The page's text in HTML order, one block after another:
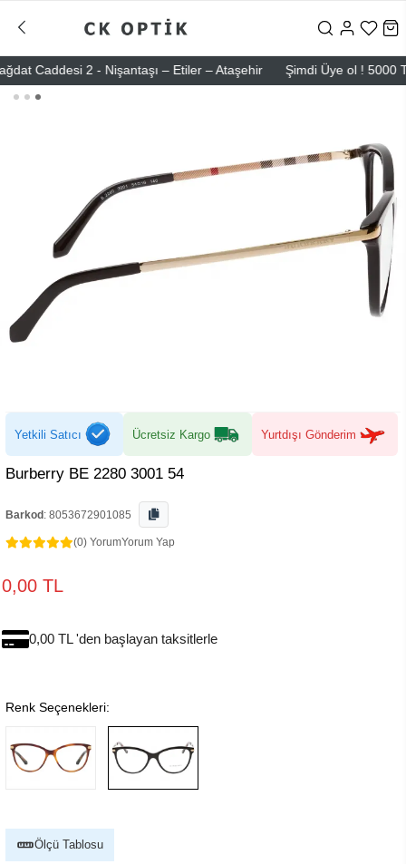
Caddesi 2 - Nişantaşı – Etiler – Ataşehir Şimdi Üye ol ! 5000 TL
Yetkili Satıcı Ücretsiz Kargo Yurtdışı Gönderim
Burberry BE 2280 3001 54
Barkod : 8053672901085
(0) YorumYorum Yap
0,00 TL
0,00 TL 'den başlayan taksitlerle
Renk Seçenekleri:
Ölçü Tablosu